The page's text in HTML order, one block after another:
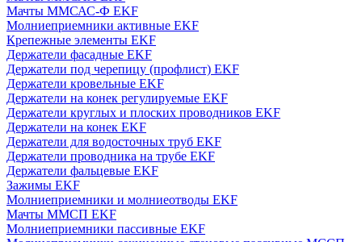
Мачты ММСАС-Ф EKF
Молниеприемники активные EKF
Крепежные элементы EKF
Держатели фасадные EKF
Держатели под черепицу (профлист) EKF
Держатели кровельные EKF
Держатели на конек регулируемые EKF
Держатели круглых и плоских проводников EKF
Держатели на конек EKF
Держатели для водосточных труб EKF
Держатели проводника на трубе EKF
Держатели фальцевые EKF
Зажимы EKF
Молниеприемники и молниеотводы EKF
Мачты ММСП EKF
Молниеприемники пассивные EKF